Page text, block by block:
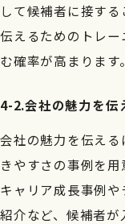
して候補者に接す
伝えるためのトレ
む確率が高まります。
4-2.会社の魅力を伝
会社の魅力を伝え
きやすさの事例を
キャリア成長事例
紹介など、候補者